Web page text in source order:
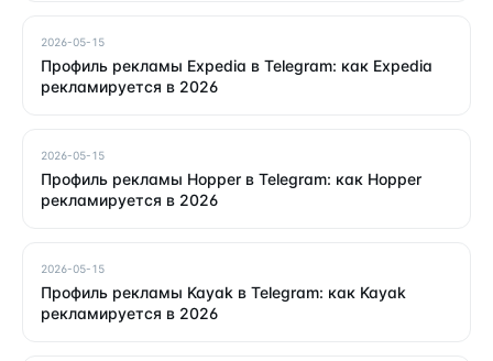
2026-05-15
Профиль рекламы Expedia в Telegram: как Expedia
рекламируется в 2026
2026-05-15
Профиль рекламы Hopper в Telegram: как Hopper
рекламируется в 2026
2026-05-15
Профиль рекламы Kayak в Telegram: как Kayak
рекламируется в 2026